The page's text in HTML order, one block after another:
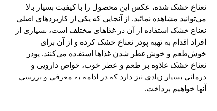
نعناع خشک شده، عکس این محصول را با کیفیت بسیار بالا
می‌توانید مشاهده نمائید. از آنجایی که یکی از کاربردهای اصلی
نعناع خشک استفاده از آن در غذاهای مختلف است، بسیاری از
افراد اقدام به تهیه پودر نعناع خشک کرده و از آن برای
خوش‌طعم و خوش‌عطر شدن غذاها استفاده می‌کنند. پودر
نعناع خشک علاوه بر طعم و عطر خوب، خواص دارویی و
درمانی بسیار زیادی نیز دارد که در ادامه به معرفی و بررسی
آنها خواهیم پرداخت.